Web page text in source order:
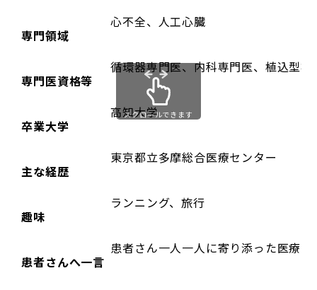
専門領域
心不全、人工心臓
専門医資格等
循環器専門医、内科専門医、植込型
卒業大学
高知大学
主な経歴
東京都立多摩総合医療センター
趣味
ランニング、旅行
患者さんへ一言
患者さん一人一人に寄り添った医療
スクロールできます